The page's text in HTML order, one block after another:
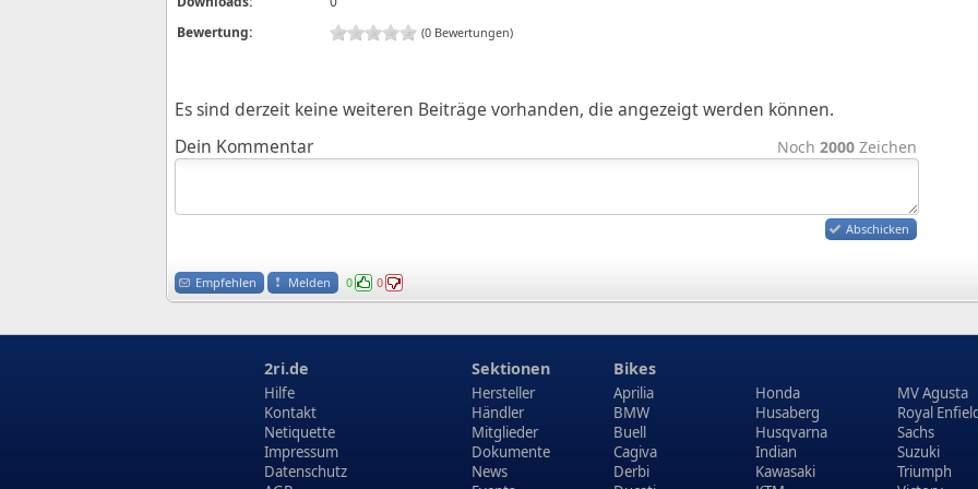
Bewertung:
(0 Bewertungen)
Es sind derzeit keine weiteren Beiträge vorhanden, die angezeigt werden können.
Noch 2000 Zeichen
Dein Kommentar
Abschicken
Empfehlen Melden 0 0
2ri.de
Hilfe
Kontakt
Netiquette
Impressum
Datenschutz
Sektionen
Hersteller
Händler
Mitglieder
Dokumente
News
Bikes
Aprilia
BMW
Buell
Cagiva
Derbi
Honda
Husaberg
Husqvarna
Indian
Kawasaki
MV Agusta
Royal
Sachs
Suzuki
Triumph